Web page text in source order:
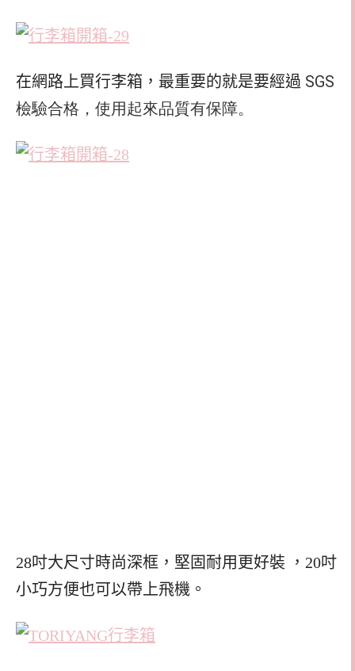
在網路上買行李箱，最重要的就是要經過 SGS
檢驗合格，使用起來品質有保障。
28吋大尺寸時尚深框，堅固耐用更好裝 ，20吋
小巧方便也可以帶上飛機。